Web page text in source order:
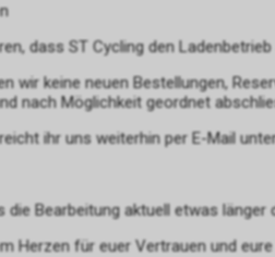
dass ST Cycling den
wir keine neuen Bestellungen,
nach Möglichkeit geordnet
ihr uns weiterhin per E-Mail
Bearbeitung aktuell etwas
Herzen für euer Vertrauen und